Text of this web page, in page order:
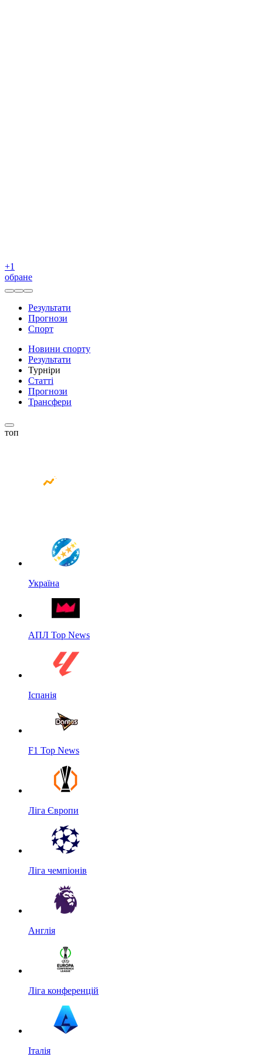
+1
обране
Результати
Прогнози
Спорт
Новини спорту
Результати
Турніри
Статті
Прогнози
Трансфери
топ
Україна
АПЛ Top News
Іспанія
F1 Top News
Ліга Європи
Ліга чемпіонів
Англія
Ліга конференцій
Італія